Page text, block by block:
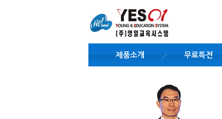
제품소개 무료특전